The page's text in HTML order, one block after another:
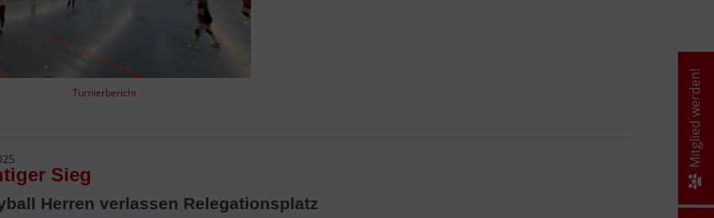
Turnierbericht
Sieg
Herren verlassen Relegationsplatz
Mitglied werden!